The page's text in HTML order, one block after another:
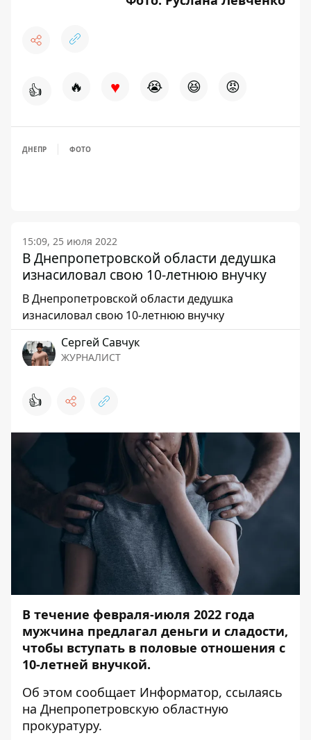
👍 🔥 ♥ 😭 😆 😡
ДНЕПР ФОТО
15:09, 25 июля 2022
В Днепропетровской области дедушка
изнасиловал свою 10-летнюю внучку
В Днепропетровской области дедушка
изнасиловал свою 10-летнюю внучку
Сергей Савчук
ЖУРНАЛИСТ
👍
В течение февраля-июля 2022 года
мужчина предлагал деньги и сладости,
чтобы вступать в половые отношения с
10-летней внучкой.
Об этом сообщает Информатор, ссылаясь
на Днепропетровскую областную
прокуратуру.